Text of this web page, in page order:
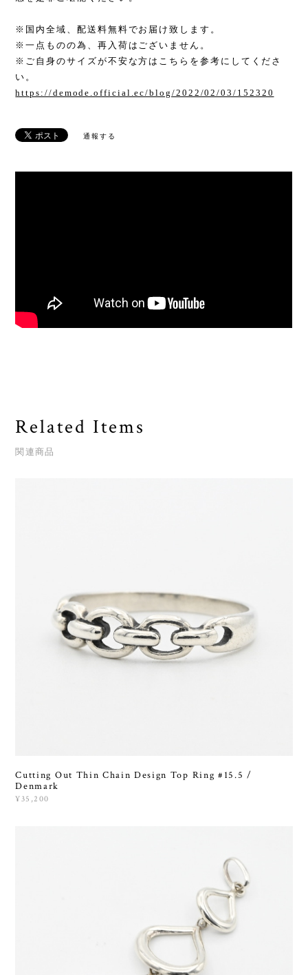
※国内全域、配送料無料でお届け致します。
※一点ものの為、再入荷はございません。
※ご自身のサイズが不安な方はこちらを参考にしてくださ
い。
https://demode.official.ec/blog/2022/02/03/152320
通報する
Related Items
関連商品
Cutting Out Thin Chain Design Top Ring #15.5 /
Denmark
¥35,200